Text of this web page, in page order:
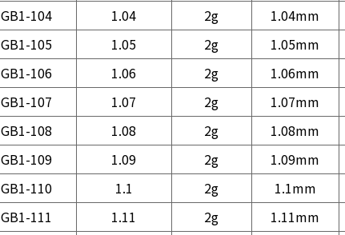
GB1-104 1.04 2g 1.04mm
GB1-105 1.05 2g 1.05mm
GB1-106 1.06 2g 1.06mm
GB1-107 1.07 2g 1.07mm
GB1-108 1.08 2g 1.08mm
GB1-109 1.09 2g 1.09mm
GB1-110 1.1 2g 1.1mm
GB1-111 1.11 2g 1.11mm